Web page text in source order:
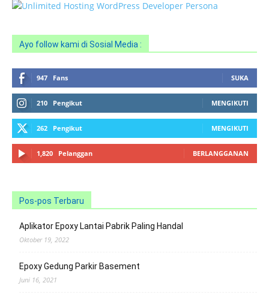
Ayo follow kami di Sosial Media :
947 Fans SUKA
210 Pengikut MENGIKUTI
262 Pengikut MENGIKUTI
1,820 Pelanggan BERLANGGANAN
Pos-pos Terbaru
Aplikator Epoxy Lantai Pabrik Paling Handal
Oktober 19, 2022
Epoxy Gedung Parkir Basement
Juni 16, 2021